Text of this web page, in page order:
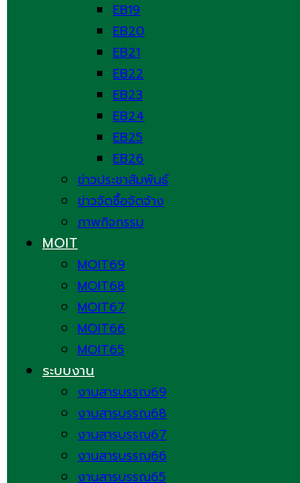
EB19
EB20
EB21
EB22
EB23
EB24
EB25
EB26
ข่าวประชาสัมพันธ์
ข่าวจัดซื้อจัดจ้าง
ภาพกิจกรรม
MOIT
MOIT69
MOIT68
MOIT67
MOIT66
MOIT65
ระบบงาน
งานสารบรรณ69
งานสารบรรณ68
งานสารบรรณ67
งานสารบรรณ66
งานสารบรรณ65